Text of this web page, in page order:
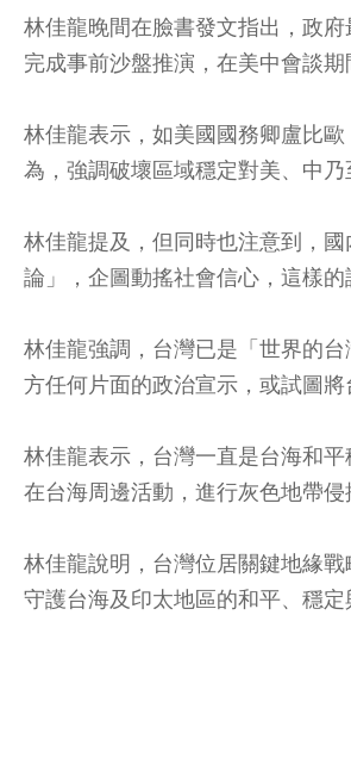
林佳龍晚間在臉書發文指出，政
完成事前沙盤推演，在美中會談
林佳龍表示，如美國國務卿盧比
為，強調破壞區域穩定對美、中
林佳龍提及，但同時也注意到，
論」，企圖動搖社會信心，這樣
林佳龍強調，台灣已是「世界的
方任何片面的政治宣示，或試圖
林佳龍表示，台灣一直是台海和
在台海周邊活動，進行灰色地帶
林佳龍說明，台灣位居關鍵地緣
守護台海及印太地區的和平、穩定